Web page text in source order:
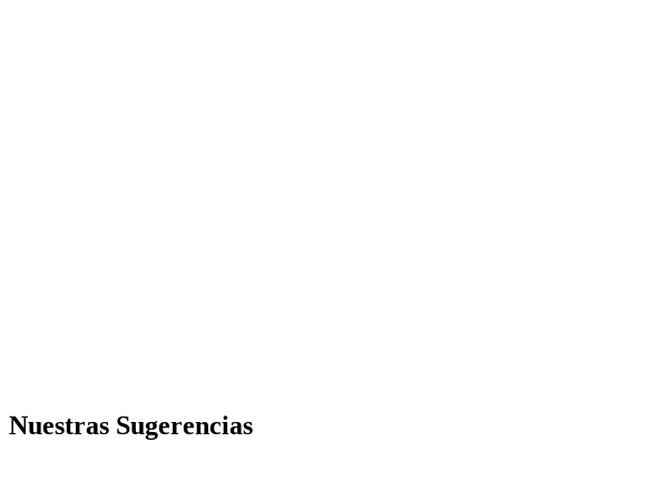
Nuestras Sugerencias